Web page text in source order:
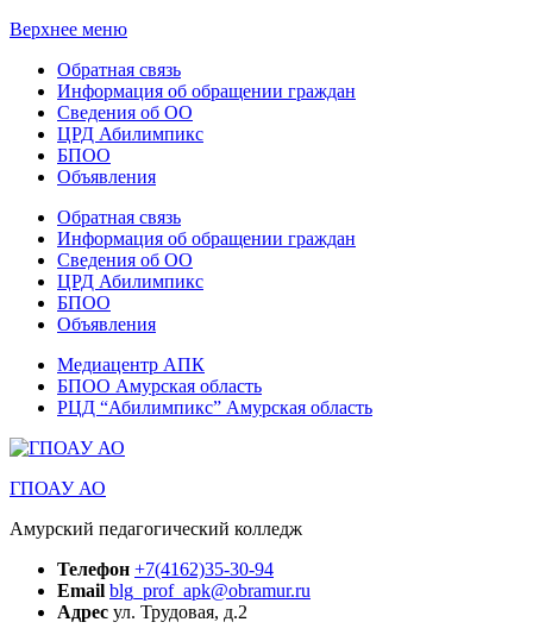
Верхнее меню
Обратная связь
Информация об обращении граждан
Сведения об ОО
ЦРД Абилимпикс
БПОО
Объявления
Обратная связь
Информация об обращении граждан
Сведения об ОО
ЦРД Абилимпикс
БПОО
Объявления
Медиацентр АПК
БПОО Амурская область
РЦД “Абилимпикс” Амурская область
ГПОАУ АО
Амурский педагогический колледж
Телефон +7(4162)35-30-94
Email blg_prof_apk@obramur.ru
Адрес ул. Трудовая, д.2